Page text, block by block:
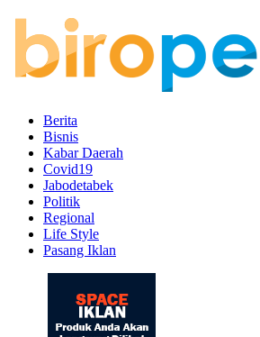
Berita
Bisnis
Kabar Daerah
Covid19
Jabodetabek
Politik
Regional
Life Style
Pasang Iklan